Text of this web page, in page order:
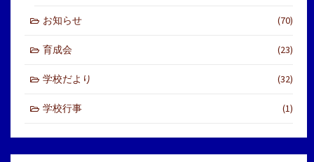
お知らせ (70)
育成会 (23)
学校だより (32)
学校行事 (1)